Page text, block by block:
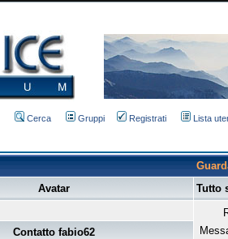
Cerca Gruppi Registrati Lista
Avatar
Tutto
Contatto fabio62